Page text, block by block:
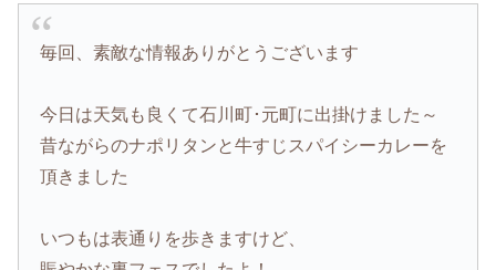
毎回、素敵な情報ありがとうございます
今日は天気も良くて石川町･元町に出掛けました～
昔ながらのナポリタンと牛すじスパイシーカレーを
頂きました
いつもは表通りを歩きますけど、